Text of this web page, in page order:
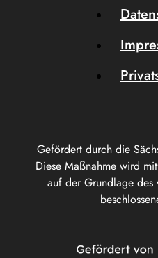
Gefördert durch die
Diese Maßnahme wird
auf der Grundlage des